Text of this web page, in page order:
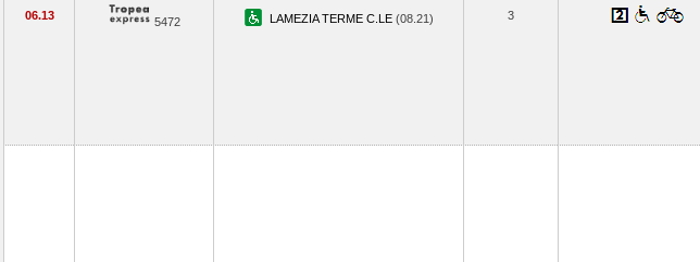
06.13 5472 LAMEZIA TERME C.LE (08.21) 3